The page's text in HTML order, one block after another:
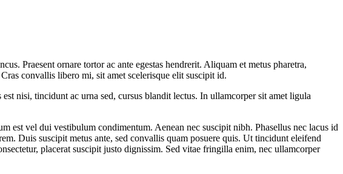
Praesent ornare tortor ac ante egestas hendrerit. Aliquam et metus pharetra,
convallis libero mi, sit amet scelerisque elit suscipit id.
nisi, tincidunt ac urna sed, cursus blandit lectus. In ullamcorper sit amet ligula
est vel dui vestibulum condimentum. Aenean nec suscipit nibh. Phasellus nec lacus id
Duis suscipit metus ante, sed convallis quam posuere quis. Ut tincidunt eleifend
placerat suscipit justo dignissim. Sed vitae fringilla enim, nec ullamcorper